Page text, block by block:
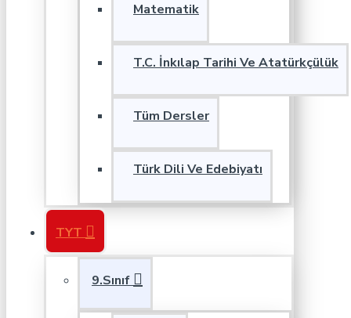
Matematik
T.C. İnkılap Tarihi Ve Atatürkçülük
Tüm Dersler
Türk Dili Ve Edebiyatı
TYT
9.Sınıf